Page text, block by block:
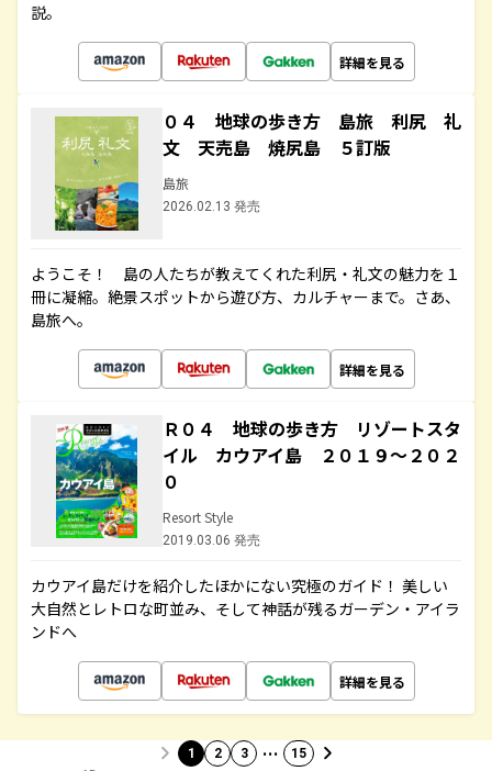
説。
詳細を見る
０４ 地球の歩き方 島旅 利尻 礼
文 天売島 焼尻島 ５訂版
島旅
2026.02.13 発売
ようこそ！ 島の人たちが教えてくれた利尻・礼文の魅力を１
冊に凝縮。絶景スポットから遊び方、カルチャーまで。さあ、
島旅へ。
詳細を見る
Ｒ０４ 地球の歩き方 リゾートスタ
イル カウアイ島 ２０１９～２０２
０
Resort Style
2019.03.06 発売
カウアイ島だけを紹介したほかにない究極のガイド！ 美しい
大自然とレトロな町並み、そして神話が残るガーデン・アイラ
ンドへ
詳細を見る
1 2 3 … 15